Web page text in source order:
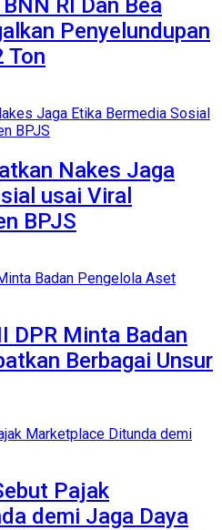
RI Dan Bea
Penyelundupan
Ton
Nakes Jaga
usai Viral
BPJS
DPR Minta Badan
Berbagai Unsur
Pajak
demi Jaga Daya